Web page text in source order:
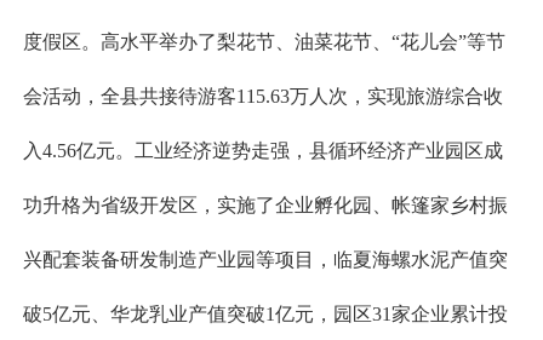
度假区。高水平举办了梨花节、油菜花节、“花儿会”等节
会活动，全县共接待游客115.63万人次，实现旅游综合收
入4.56亿元。工业经济逆势走强，县循环经济产业园区成
功升格为省级开发区，实施了企业孵化园、帐篷家乡村振
兴配套装备研发制造产业园等项目，临夏海螺水泥产值突
破5亿元、华龙乳业产值突破1亿元，园区31家企业累计投